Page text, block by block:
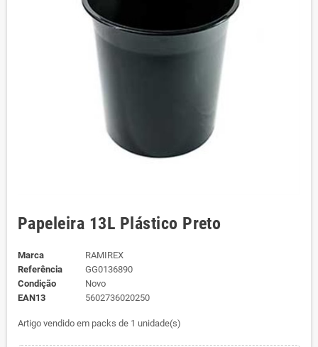
Papeleira 13L Plástico Preto
Marca
RAMIREX
Referência
GG0136890
Condição
Novo
EAN13
5602736020250
Artigo vendido em packs de 1 unidade(s)